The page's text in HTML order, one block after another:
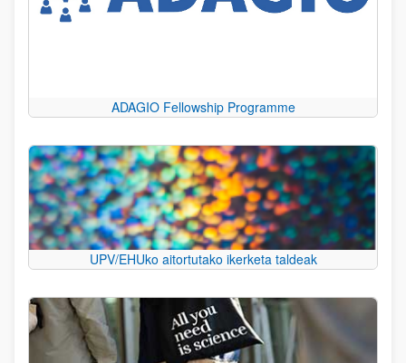
ADAGIO Fellowship Programme
UPV/EHUko aitortutako ikerketa taldeak